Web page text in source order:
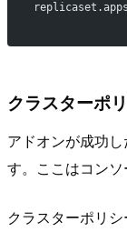
クラスターポ
アドオンが成功
す。ここはコンソ
クラスターポリ